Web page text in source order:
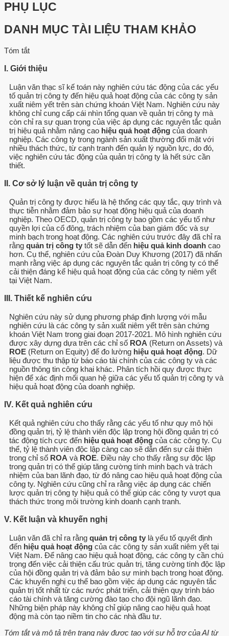
PHỤ LỤC
DANH MỤC TÀI LIỆU THAM KHẢO
Tóm tắt
I. Giới thiệu
Luận văn thạc sĩ kế toán này nghiên cứu tác động của các yếu
tố quản trị công ty đến hiệu quả hoạt động của các công ty sản
xuất niêm yết trên sàn chứng khoán Việt Nam. Nghiên cứu này
không chỉ cung cấp cái nhìn tổng quan về quản trị công ty mà
còn chỉ ra sự quan trọng của việc áp dụng các nguyên tắc quản
trị hiệu quả nhằm nâng cao hiệu quả hoạt động của doanh
nghiệp. Các công ty trong ngành sản xuất thường đối mặt với
nhiều thách thức, từ cạnh tranh đến quản lý nguồn lực, do đó,
việc nghiên cứu tác động của quản trị công ty là hết sức cần
thiết.
II. Cơ sở lý luận về quản trị công ty
Quản trị công ty được hiểu là hệ thống các quy tắc, quy trình và
thực tiễn nhằm đảm bảo sự hoạt động hiệu quả của doanh
nghiệp. Theo OECD, quản trị công ty bao gồm các yếu tố như
quyền lợi của cổ đông, trách nhiệm của ban giám đốc và sự
minh bạch trong hoạt động. Các nghiên cứu trước đây đã chỉ ra
rằng quản trị công ty tốt sẽ dẫn đến hiệu quả kinh doanh cao
hơn. Cụ thể, nghiên cứu của Đoàn Duy Khương (2017) đã nhấn
mạnh rằng việc áp dụng các nguyên tắc quản trị công ty có thể
cải thiện đáng kể hiệu quả hoạt động của các công ty niêm yết
tại Việt Nam.
III. Thiết kế nghiên cứu
Nghiên cứu này sử dụng phương pháp định lượng với mẫu
nghiên cứu là các công ty sản xuất niêm yết trên sàn chứng
khoán Việt Nam trong giai đoạn 2017-2021. Mô hình nghiên cứu
được xây dựng dựa trên các chỉ số ROA (Return on Assets) và
ROE (Return on Equity) để đo lường hiệu quả hoạt động. Dữ
liệu được thu thập từ báo cáo tài chính của các công ty và các
nguồn thông tin công khai khác. Phân tích hồi quy được thực
hiện để xác định mối quan hệ giữa các yếu tố quản trị công ty và
hiệu quả hoạt động của doanh nghiệp.
IV. Kết quả nghiên cứu
Kết quả nghiên cứu cho thấy rằng các yếu tố như quy mô hội
đồng quản trị, tỷ lệ thành viên độc lập trong hội đồng quản trị có
tác động tích cực đến hiệu quả hoạt động của các công ty. Cụ
thể, tỷ lệ thành viên độc lập càng cao sẽ dẫn đến sự cải thiện
trong chỉ số ROA và ROE. Điều này cho thấy rằng sự độc lập
trong quản trị có thể giúp tăng cường tính minh bạch và trách
nhiệm của ban lãnh đạo, từ đó nâng cao hiệu quả hoạt động của
công ty. Nghiên cứu cũng chỉ ra rằng việc áp dụng các chiến
lược quản trị công ty hiệu quả có thể giúp các công ty vượt qua
thách thức trong môi trường kinh doanh cạnh tranh.
V. Kết luận và khuyến nghị
Luận văn đã chỉ ra rằng quản trị công ty là yếu tố quyết định
đến hiệu quả hoạt động của các công ty sản xuất niêm yết tại
Việt Nam. Để nâng cao hiệu quả hoạt động, các công ty cần chú
trọng đến việc cải thiện cấu trúc quản trị, tăng cường tính độc lập
của hội đồng quản trị và đảm bảo sự minh bạch trong hoạt động.
Các khuyến nghị cụ thể bao gồm việc áp dụng các nguyên tắc
quản trị tốt nhất từ các nước phát triển, cải thiện quy trình báo
cáo tài chính và tăng cường đào tạo cho đội ngũ lãnh đạo.
Những biện pháp này không chỉ giúp nâng cao hiệu quả hoạt
động mà còn tạo niềm tin cho các nhà đầu tư.
Tóm tắt và mô tả trên trang này được tạo với sự hỗ trợ của AI từ